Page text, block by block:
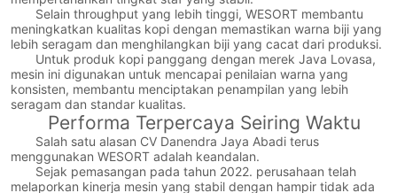
Selain throughput yang lebih tinggi, WESORT membantu
meningkatkan kualitas kopi dengan memastikan warna biji yang
lebih seragam dan menghilangkan biji yang cacat dari produksi.
Untuk produk kopi panggang dengan merek Java Lovasa,
mesin ini digunakan untuk mencapai penilaian warna yang
konsisten, membantu menciptakan penampilan yang lebih
seragam dan standar kualitas.
Performa Terpercaya Seiring Waktu
Salah satu alasan CV Danendra Jaya Abadi terus
menggunakan WESORT adalah keandalan.
Sejak pemasangan pada tahun 2022. perusahaan telah
melaporkan kinerja mesin yang stabil dengan hampir tidak ada